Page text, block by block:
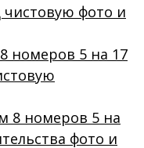
номеров 5 на 17